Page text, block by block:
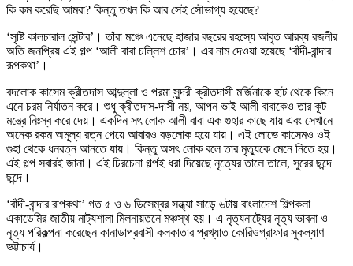
কি কম করেছি আমরা? কিন্তু তখন কি আর সেই সৌভাগ্য হয়েছে?
‘সৃষ্টি কালচারাল সেন্টার’। তাঁরা মঞ্চে এনেছে হাজার বছরের রহস্যে আবৃত আরব্য রজনীর
অতি জনপ্রিয় এই গল্প ‘আলী বাবা চল্লিশ চোর’। এর নাম দেওয়া হয়েছে ‘বাঁদী-বান্দার
রূপকথা’।
বদলোক কাসেম ক্রীতদাস আব্দুল্লা ও পরমা সুন্দরী ক্রীতদাসী মর্জিনাকে হাট থেকে কিনে
এনে চরম নির্যাতন করে। শুধু ক্রীতদাস-দাসী নয়, আপন ভাই আলী বাবাকেও তার কূট
মন্ত্রে নিঃস্ব করে দেয়। একদিন সৎ লোক আলী বাবা এক গুহার কাছে যায় এবং সেখানে
অনেক রকম অমূল্য রত্ন পেয়ে আবারও বড়লোক হয়ে যায়। এই লোভে কাসেমও ওই
গুহা থেকে ধনরত্ন আনতে যায়। কিন্তু অসৎ লোক বলে তার মৃত্যুকে মেনে নিতে হয়।
এই গল্প সবারই জানা। এই চিরচেনা গল্পই ধরা দিয়েছে নৃত্যের তালে তালে, সুরের ছন্দে
ছন্দে।
‘বাঁদী-বান্দার রূপকথা’ গত ৫ ও ৬ ডিসেম্বর সন্ধ্যা সাড়ে ৬টায় বাংলাদেশ শিল্পকলা
একাডেমির জাতীয় নাট্যশালা মিলনায়তনে মঞ্চস্থ হয়। এ নৃত্যনাট্যের নৃত্য ভাবনা ও
নৃত্য পরিকল্পনা করেছেন কানাডাপ্রবাসী কলকাতার প্রখ্যাত কোরিওগ্রাফার সুকল্যাণ
ভট্টাচার্য।